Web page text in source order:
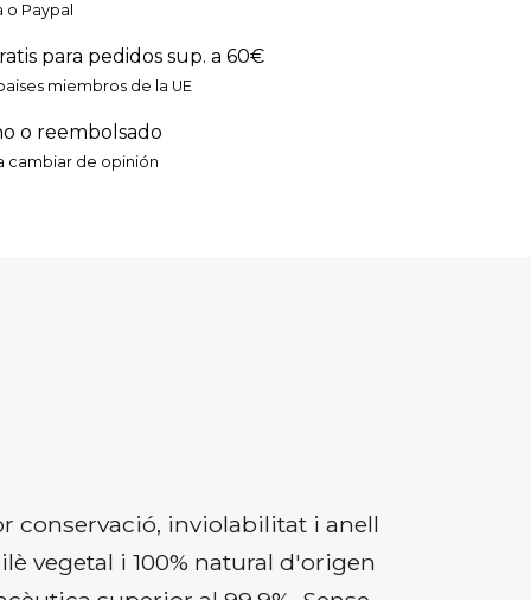
o Paypal
para pedidos sup. a 60€
miembros de la UE
o reembolsado
cambiar de opinión
conservació, inviolabilitat i anell
vegetal i 100% natural d'origen